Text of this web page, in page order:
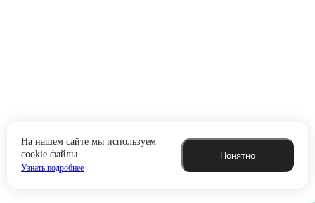
На нашем сайте мы используем
cookie файлы
Узнать подробнее
Понятно